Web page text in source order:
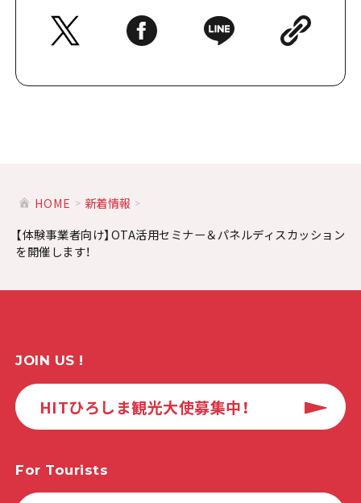
HOME
新着情報
【体験事業者向け】OTA活用セミナー＆パネルディスカッション
を開催します！
JOIN US !
HITひろしま観光大使募集中！
For Tourists